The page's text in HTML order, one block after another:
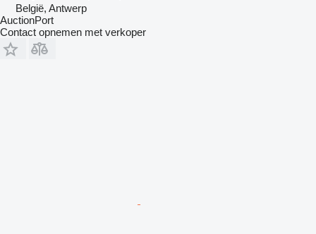
België, Antwerp
AuctionPort
Contact opnemen met verkoper